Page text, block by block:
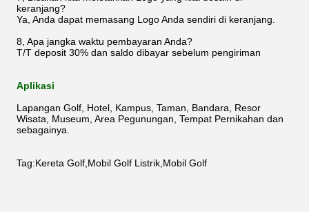
keranjang?
Ya, Anda dapat memasang Logo Anda sendiri di keranjang.
8, Apa jangka waktu pembayaran Anda?
T/T deposit 30% dan saldo dibayar sebelum pengiriman
Aplikasi
Lapangan Golf, Hotel, Kampus, Taman, Bandara, Resor
Wisata, Museum, Area Pegunungan, Tempat Pernikahan dan
sebagainya.
Tag:Kereta Golf,Mobil Golf Listrik,Mobil Golf